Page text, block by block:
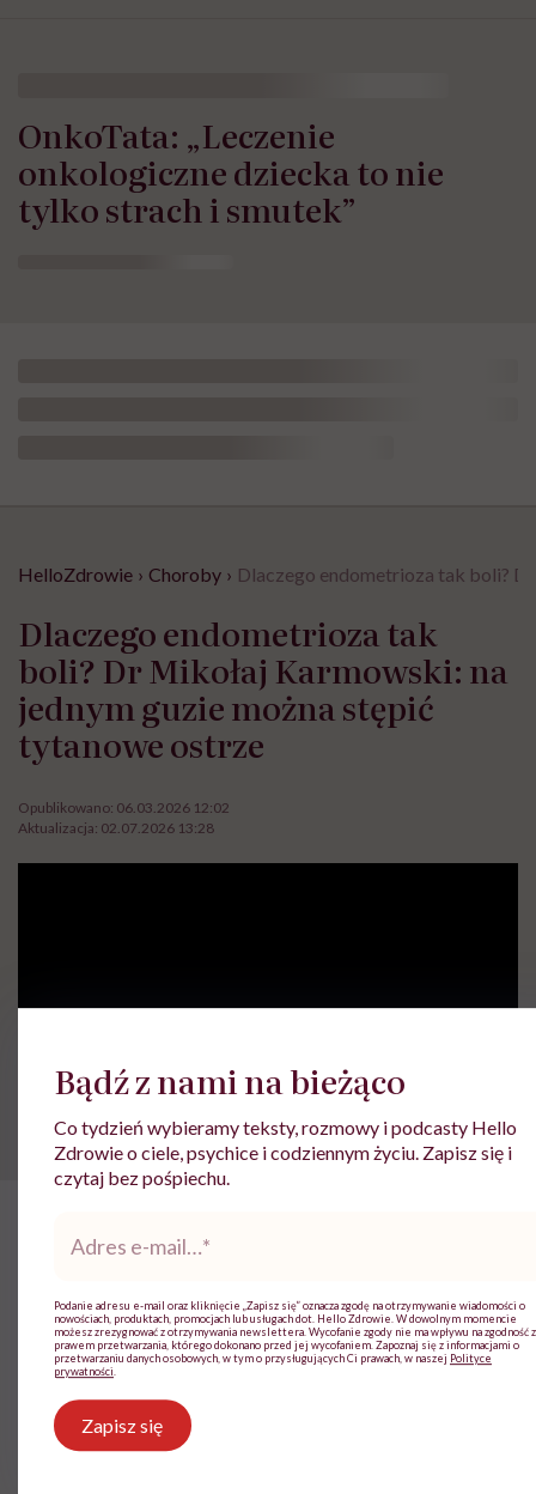
OnkoTata: „Leczenie
onkologiczne dziecka to nie
tylko strach i smutek”
HelloZdrowie › Choroby › Dlaczego endometrioza tak boli?
Dlaczego endometrioza tak
boli? Dr Mikołaj Karmowski: na
jednym guzie można stępić
tytanowe ostrze
Opublikowano: 06.03.2026 12:02
Aktualizacja: 02.07.2026 13:28
Diagnoza endometriozy trwa średnio 7-12 lat.
cierpią w czasie każdej miesiączki, odbijają
się od gabinetów, słyszą, że „taka ich uroda”,
że „przesadzają”, że „po ciąży przejdzie”.
Podobnych mitów i bzdur dr Mikołaj
Karmowski słyszał w relacjach pacjentek z